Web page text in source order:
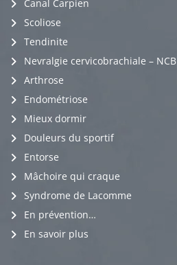
Canal Carpien
Scoliose
Tendinite
Nevralgie cervicobrachiale – NCB
Arthrose
Endométriose
Mieux dormir
Douleurs du sportif
Entorse
Mâchoire qui craque
Syndrome de Lacomme
En prévention…
En savoir plus